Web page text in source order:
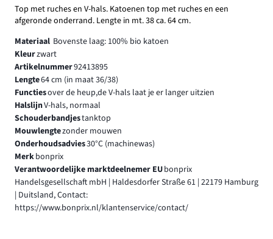
Top met ruches en V-hals. Katoenen top met ruches en een
afgeronde onderrand. Lengte in mt. 38 ca. 64 cm.
Materiaal Bovenste laag: 100% bio katoen
Kleurzwart
Artikelnummer92413895
Lengte64 cm (in maat 36/38)
Functiesover de heup,de V-hals laat je er langer uitzien
HalslijnV-hals, normaal
Schouderbandjestanktop
Mouwlengtezonder mouwen
Onderhoudsadvies30°C (machinewas)
Merkbonprix
Verantwoordelijke marktdeelnemer EUbonprix
Handelsgesellschaft mbH | Haldesdorfer Straße 61 | 22179 Hamburg
| Duitsland, Contact:
https://www.bonprix.nl/klantenservice/contact/